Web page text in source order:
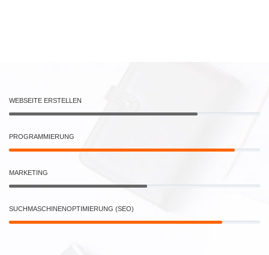
WEBSEITE ERSTELLEN
PROGRAMMIERUNG
MARKETING
SUCHMASCHINENOPTIMIERUNG (SEO)